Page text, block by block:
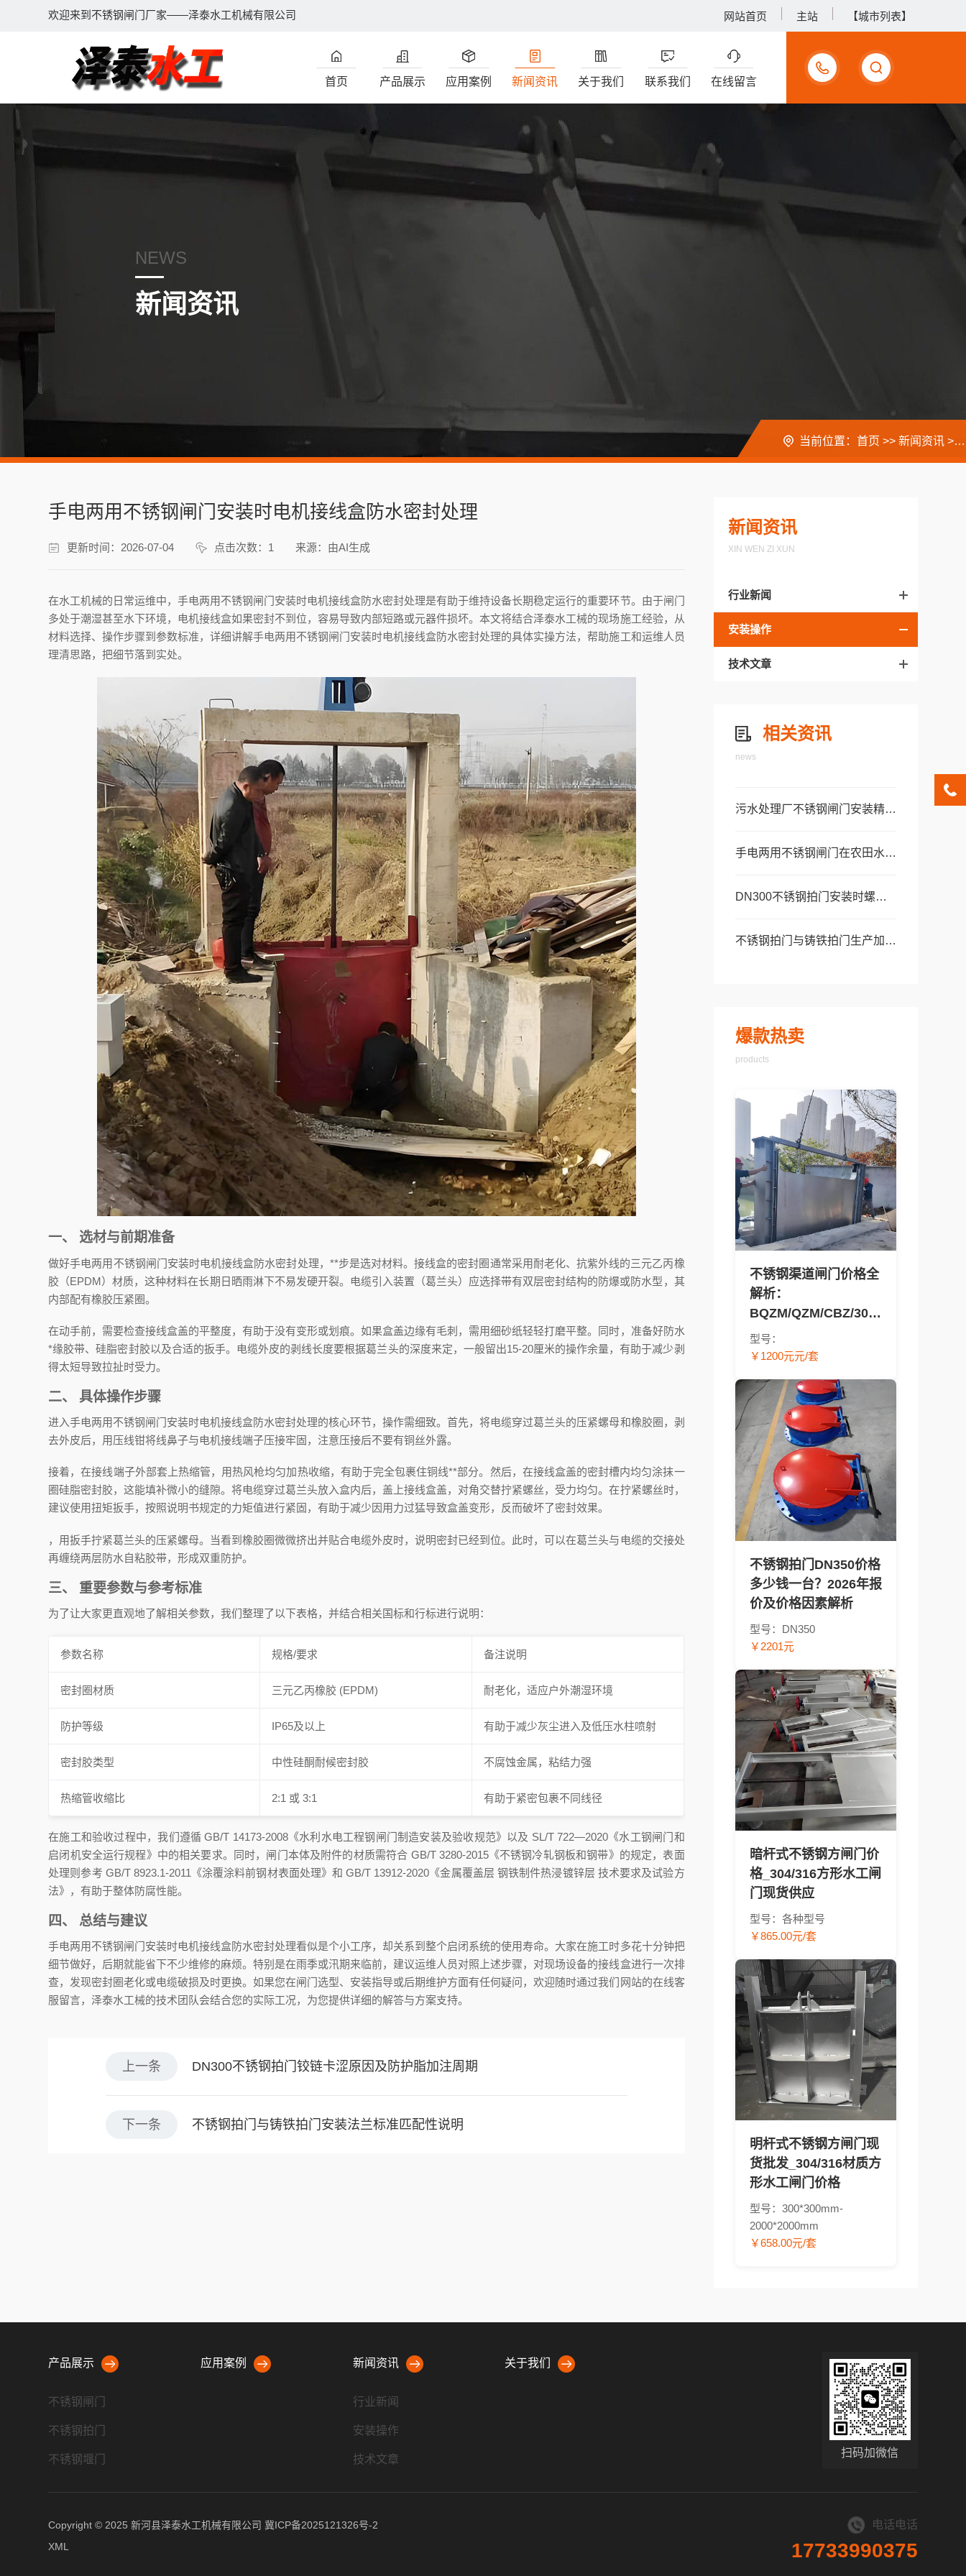
欢迎来到不锈钢闸门厂家——泽泰水工机械有限公司 网站首页 主站 【城市列表】
17733990375
首页 产品展示 应用案例 新闻资讯 关于我们 联系我们 在线留言
NEWS
新闻资讯
当前位置：首页 >>新闻资讯 >>
手电两用不锈钢闸门安装时电机接线盒防水密封处理
更新时间：2026-07-04 点击次数：1 来源：由AI生成
在水工机械的日常运维中，手电两用不锈钢闸门安装时电机接线盒防水密封处理是有助于维持设备长期稳定运行的重要环节。由于闸门
多处于潮湿甚至水下环境，电机接线盒如果密封不到位，容易导致内部短路或元器件损坏。本文将结合泽泰水工械的现场施工经验，从
材料选择、操作步骤到参数标准，详细讲解手电两用不锈钢闸门安装时电机接线盒防水密封处理的具体实操方法，帮助施工和运维人员
理清思路，把细节落到实处。
一、 选材与前期准备
做好手电两用不锈钢闸门安装时电机接线盒防水密封处理，**步是选对材料。接线盒的密封圈通常采用耐老化、抗紫外线的三元乙丙橡
胶（EPDM）材质，这种材料在长期日晒雨淋下不易发硬开裂。电缆引入装置（葛兰头）应选择带有双层密封结构的防爆或防水型，其
内部配有橡胶压紧圈。
在动手前，需要检查接线盒盖的平整度，有助于没有变形或划痕。如果盒盖边缘有毛刺，需用细砂纸轻轻打磨平整。同时，准备好防水
*缘胶带、硅脂密封胶以及合适的扳手。电缆外皮的剥线长度要根据葛兰头的深度来定，一般留出15-20厘米的操作余量，有助于减少剥
得太短导致拉扯时受力。
二、 具体操作步骤
进入手电两用不锈钢闸门安装时电机接线盒防水密封处理的核心环节，操作需细致。首先，将电缆穿过葛兰头的压紧螺母和橡胶圈，剥
去外皮后，用压线钳将线鼻子与电机接线端子压接牢固，注意压接后不要有铜丝外露。
接着，在接线端子外部套上热缩管，用热风枪均匀加热收缩，有助于完全包裹住铜线**部分。然后，在接线盒盖的密封槽内均匀涂抹一
圈硅脂密封胶，这能填补微小的缝隙。将电缆穿过葛兰头放入盒内后，盖上接线盒盖，对角交替拧紧螺丝，受力均匀。在拧紧螺丝时，
建议使用扭矩扳手，按照说明书规定的力矩值进行紧固，有助于减少因用力过猛导致盒盖变形，反而破坏了密封效果。
，用扳手拧紧葛兰头的压紧螺母。当看到橡胶圈微微挤出并贴合电缆外皮时，说明密封已经到位。此时，可以在葛兰头与电缆的交接处
再缠绕两层防水自粘胶带，形成双重防护。
三、 重要参数与参考标准
为了让大家更直观地了解相关参数，我们整理了以下表格，并结合相关国标和行标进行说明：
参数名称 规格/要求 备注说明
密封圈材质 三元乙丙橡胶 (EPDM) 耐老化，适应户外潮湿环境
防护等级 IP65及以上 有助于减少灰尘进入及低压水柱喷射
密封胶类型 中性硅酮耐候密封胶 不腐蚀金属，粘结力强
热缩管收缩比 2:1 或 3:1 有助于紧密包裹不同线径
在施工和验收过程中，我们遵循 GB/T 14173-2008《水利水电工程钢闸门制造安装及验收规范》以及 SL/T 722—2020《水工钢闸门和
启闭机安全运行规程》中的相关要求。同时，闸门本体及附件的材质需符合 GB/T 3280-2015《不锈钢冷轧钢板和钢带》的规定，表面
处理则参考 GB/T 8923.1-2011《涂覆涂料前钢材表面处理》和 GB/T 13912-2020《金属覆盖层 钢铁制件热浸镀锌层 技术要求及试验方
法》，有助于整体防腐性能。
四、 总结与建议
手电两用不锈钢闸门安装时电机接线盒防水密封处理看似是个小工序，却关系到整个启闭系统的使用寿命。大家在施工时多花十分钟把
细节做好，后期就能省下不少维修的麻烦。特别是在雨季或汛期来临前，建议运维人员对照上述步骤，对现场设备的接线盒进行一次排
查，发现密封圈老化或电缆破损及时更换。如果您在闸门选型、安装指导或后期维护方面有任何疑问，欢迎随时通过我们网站的在线客
服留言，泽泰水工械的技术团队会结合您的实际工况，为您提供详细的解答与方案支持。
上一条 DN300不锈钢拍门铰链卡涩原因及防护脂加注周期
下一条 不锈钢拍门与铸铁拍门安装法兰标准匹配性说明
新闻资讯
XIN WEN ZI XUN
行业新闻
安装操作
技术文章
相关资讯
news
污水处理厂不锈钢闸门安装精度对密封效果的影响
手电两用不锈钢闸门在农田水利灌区中的选型案例
DN300不锈钢拍门安装时螺栓紧固顺序及力矩要求
不锈钢拍门与铸铁拍门生产加工工艺及质量管控对比
爆款热卖
products
不锈钢渠道闸门价格全
解析：
BQZM/QZM/CBZ/304/
太阳能型号报价对比 -
渠道闸门采购指南
型号：
￥1200元元/套
不锈钢拍门DN350价格
多少钱一台？2026年报
价及价格因素解析
型号：DN350
￥2201元
暗杆式不锈钢方闸门价
格_304/316方形水工闸
门现货供应
型号：各种型号
￥865.00元/套
明杆式不锈钢方闸门现
货批发_304/316材质方
形水工闸门价格
型号：300*300mm-
2000*2000mm
￥658.00元/套
产品展示
不锈钢闸门
不锈钢拍门
不锈钢堰门
不锈钢清污机
应用案例 新闻资讯
行业新闻
安装操作
技术文章
关于我们
扫码加微信
Copyright © 2025 新河县泽泰水工机械有限公司 冀ICP备2025121326号-2
XML
电话电话
17733990375